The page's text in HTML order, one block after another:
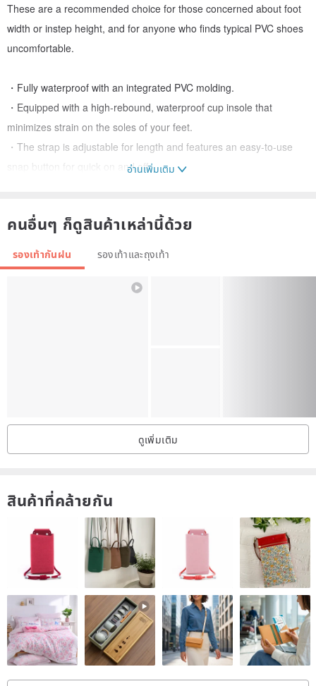
These are a recommended choice for those concerned about foot
width or instep height, and for anyone who finds typical PVC shoes
uncomfortable.
・Fully waterproof with an integrated PVC molding.
・Equipped with a high-rebound, waterproof cup insole that
minimizes strain on the soles of your feet.
・The strap is adjustable for length and features an easy-to-use
snap button for quick on and off.
・Snap buttons are made from durable materials from a domestic
Material: PVC (Polyvinyl Chloride)
trying a size up if you are unsure between sizes.
■22.5cm → TEMPERATE size: 36
■24.0cm → TEMPERATE size: 39
■24.5cm → TEMPERATE size: 40
■25.0cm → TEMPERATE size: 41
・Fit can vary individually, and the above is a guideline.
・TEMPERATE sizes differ from standard European sizing.
อ่านเพิ่มเติม
คนอื่นๆ ก็ดูสินค้าเหล่านี้ด้วย
รองเท้ากันฝน รองเท้าและถุงเท้า
ดูเพิ่มเติม
สินค้าที่คล้ายกัน